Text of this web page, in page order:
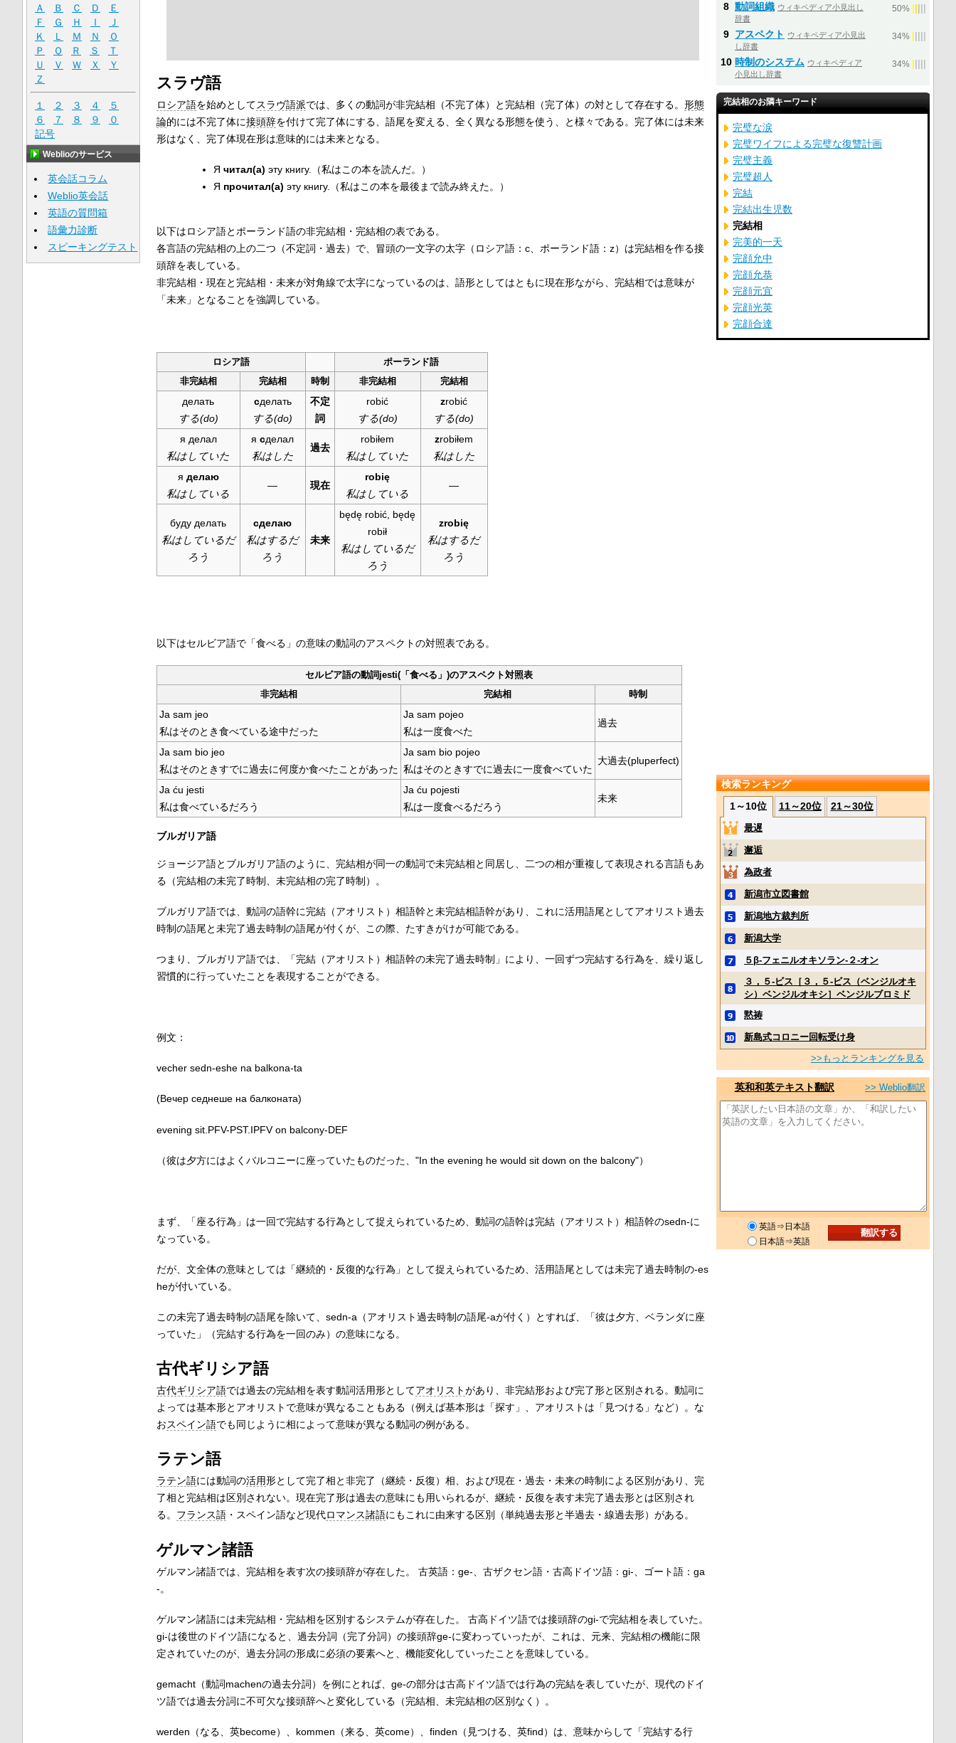
スラヴ語
ロシア語を始めとしてスラヴ語派では、多くの動詞が非完結相（不完了体）と完結相（完了体）の対として存在する。 形態
論的には不完了体に接頭辞を付けて完了体にする、語尾を変える、全く異なる形態を使う、と様々である。完了体には未来
形はなく、完了体現在形は意味的には未来となる。
Я читал(а) эту книгу. （私はこの本を読んだ。）
Я прочитал(а) эту книгу. （私はこの本を最後まで読み終えた。）
以下はロシア語とポーランド語の非完結相・完結相の表である。
各言語の完結相の上の二つ（不定詞・過去）で、冒頭の一文字の太字（ロシア語：с、ポーランド語：z）は完結相を作る接
頭辞を表している。
非完結相・現在と完結相・未来が対角線で太字になっているのは、語形としてはともに現在形ながら、完結相では意味が
「未来」となることを強調している。
ロシア語
ポーランド語
非完結相
完結相 時制 非完結相 完結相
делать
する(do)
сделать
する(do)
不定
詞
robić
する(do)
zrobić
する(do)
я делал
私はしていた
ясделал
私はした
過去
robiłem
私はしていた
zrobiłem
私はした
я делаю
私はしている
— 現在
robię
私はしている
—
буду делать
私はしているだ
ろう
сделаю
私はするだ
ろう
未来
będę robić, będę
robił
私はしているだ
ろう
zrobię
私はするだ
ろう
以下はセルビア語で「食べる」の意味の動詞のアスペクトの対照表である。
セルビア語の動詞jesti(「食べる」)のアスペクト対照表
非完結相
完結相 時制
Ja sam jeo
私はそのとき食べている途中だった
Ja sam pojeo
私は一度食べた
過去
Ja sam bio jeo
私はそのときすでに過去に何度か食べたことがあった
Ja sam bio pojeo
私はそのときすでに過去に一度食べていた
大過去(pluperfect)
Ja ću jesti
私は食べているだろう
Ja ću pojesti
私は一度食べるだろう
未来
ブルガリア語
ジョージア語とブルガリア語のように、完結相が同一の動詞で未完結相と同居し、二つの相が重複して表現される言語もあ
る（完結相の未完了時制、未完結相の完了時制）。
ブルガリア語では、動詞の語幹に完結（アオリスト）相語幹と未完結相語幹があり、これに活用語尾としてアオリスト過去
時制の語尾と未完了過去時制の語尾が付くが、この際、たすきがけが可能である。
つまり、ブルガリア語では、「完結（アオリスト）相語幹の未完了過去時制」により、一回ずつ完結する行為を、繰り返し
習慣的に行っていたことを表現することができる。
例文：
vecher sedn-eshe na balkona-ta
(Вечер седнеше на балконата)
evening sit.PFV-PST.IPFV on balcony-DEF
（彼は夕方にはよくバルコニーに座っていたものだった、"In the evening he would sit down on the balcony"）
まず、「座る行為」は一回で完結する行為として捉えられているため、動詞の語幹は完結（アオリスト）相語幹のsedn-に
なっている。
だが、文全体の意味としては「継続的・反復的な行為」として捉えられているため、活用語尾としては未完了過去時制の-es
heが付いている。
この未完了過去時制の語尾を除いて、sedn-a（アオリスト過去時制の語尾-aが付く）とすれば、「彼は夕方、ベランダに座
っていた」（完結する行為を一回のみ）の意味になる。
古代ギリシア語
古代ギリシア語では過去の完結相を表す動詞活用形としてアオリストがあり、非完結形および完了形と区別される。動詞に
よっては基本形とアオリストで意味が異なることもある（例えば基本形は「探す」、アオリストは「見つける」など）。な
おスペイン語でも同じように相によって意味が異なる動詞の例がある。
ラテン語
ラテン語には動詞の活用形として完了相と非完了（継続・反復）相、および現在・過去・未来の時制による区別があり、完
了相と完結相は区別されない。現在完了形は過去の意味にも用いられるが、継続・反復を表す未完了過去形とは区別され
る。 フランス語・スペイン語など現代ロマンス諸語にもこれに由来する区別（単純過去形と半過去・線過去形）がある。
ゲルマン諸語
ゲルマン諸語では、完結相を表す次の接頭辞が存在した。 古英語：ge-、古ザクセン語・古高ドイツ語：gi-、ゴート語：ga
-。
ゲルマン諸語には未完結相・完結相を区別するシステムが存在した。 古高ドイツ語では接頭辞のgi-で完結相を表していた。
gi-は後世のドイツ語になると、過去分詞（完了分詞）の接頭辞ge-に変わっていったが、これは、元来、完結相の機能に限
定されていたのが、過去分詞の形成に必須の要素へと、機能変化していったことを意味している。
gemacht（動詞machenの過去分詞）を例にとれば、ge-の部分は古高ドイツ語では行為の完結を表していたが、現代のドイ
ツ語では過去分詞に不可欠な接頭辞へと変化している（完結相、未完結相の区別なく）。
werden（なる、英become）、kommen（来る、英come）、finden（見つける、英find）は、意味からして「完結する行
Ａ Ｂ Ｃ Ｄ
Ｅ
Ｆ
Ｇ Ｈ Ｉ
Ｊ
Ｋ
Ｌ Ｍ Ｎ
Ｏ
Ｐ
Ｑ Ｒ Ｓ
Ｔ
Ｕ
Ｖ Ｗ Ｘ
Ｙ
Ｚ
１ ２ ３ ４
５
６
７ ８ ９
０
記号
Weblioのサービス
英会話コラム
Weblio英会話
英語の質問箱
語彙力診断
スピーキングテスト
8 動詞組織 ウィキペディア小見出し
辞書
50%
9 アスペクト ウィキペディア小見出
し辞書
34%
10 時制のシステム ウィキペディア
小見出し辞書
34%
完結相のお隣キーワード
完璧な涙
完璧ワイフによる完璧な復讐計画
完璧主義
完璧超人
完結
完結出生児数
完結相
完美的一天
完顔允中
完顔允恭
完顔元宜
完顔光英
完顔合達
検索ランキング
1～10位
11～20位 21～30位
最遅
邂逅
為政者
新潟市立図書館
新潟地方裁判所
新潟大学
５β‐フェニルオキソラン‐２‐オン
３，５‐ビス［３，５‐ビス（ベンジルオキ
シ）ベンジルオキシ］ベンジルブロミド
黙祷
新島式コロニー回転受け身
>>もっとランキングを見る
英和和英テキスト翻訳 >> Weblio翻訳
英語⇒日本語
日本語⇒英語